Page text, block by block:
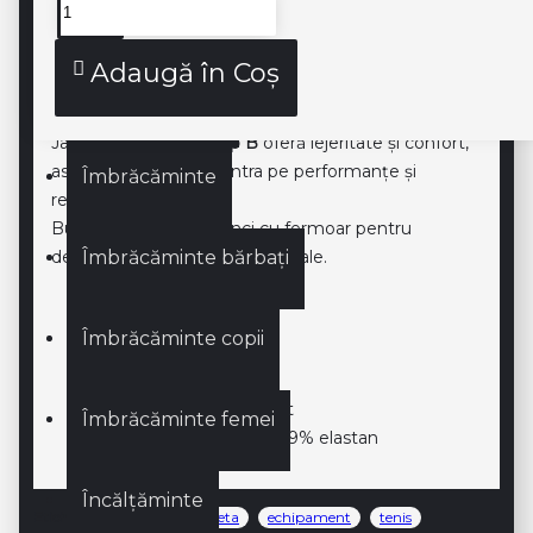
Îmbrăcăminte
Îmbrăcăminte bărbați
Îmbrăcăminte copii
Îmbrăcăminte femei
Încălțăminte
Adaugă în Coş
Descriere produs
JachetaCobalt Dunlop B oferă lejeritate și confort,
astfel vă puteți concentra pe performanțe și
rezultate.
Buzunare laterale adânci cu fermoar pentru
depozitarea obiectelor personale.
Caracteristici:
Culoare: Antracit/Cobalt
Material: 91% poliester 9% elastan
dunlop jacheta echipament tenis